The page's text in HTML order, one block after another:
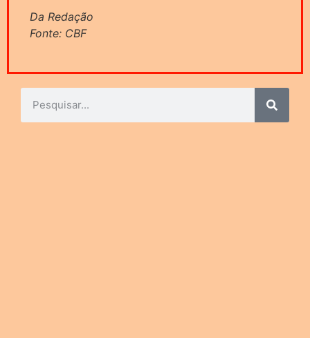
Da Redação
Fonte: CBF